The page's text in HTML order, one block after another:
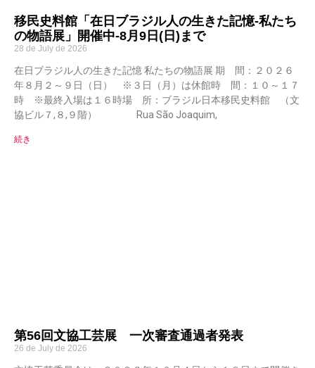
移民史料館「在日ブラジル人の生きた記憶-私たち
の物語展」開催中-8月9日(日)まで
28 de July de 2026
在日ブラジル人の生きた記憶 私たちの物語展 期 間：２０２６
年８月２～９日（日） ※３日（月）は休館時 間：１０～１７
時 ※最終入場は１６時場 所：ブラジル日本移民史料館 （文
協ビル７,８,９階） Rua São Joaquim,
続き
第56回文協工芸展 一次審査通過者発表
26 de July de 2026